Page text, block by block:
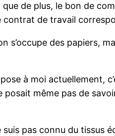
de plus, le bon de
contrat de travail
s’occupe des papiers,
à moi actuellement,
même pas de
pas connu du tissus